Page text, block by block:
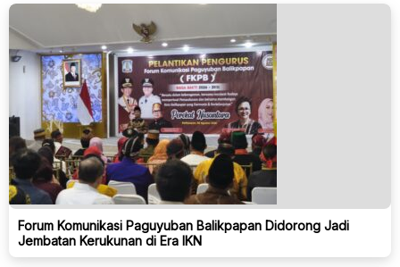
Forum Komunikasi Paguyuban Balikpapan Didorong Jadi
Jembatan Kerukunan di Era IKN